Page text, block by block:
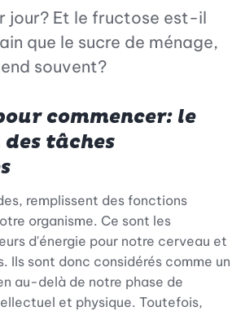
jour? Et le fructose est-il
que le sucre de ménage,
souvent?
commencer: le
tâches
remplissent des fonctions
organisme. Ce sont les
d'énergie pour notre cerveau et
Ils sont donc considérés comme un
au-delà de notre phase de
et physique. Toutefois,